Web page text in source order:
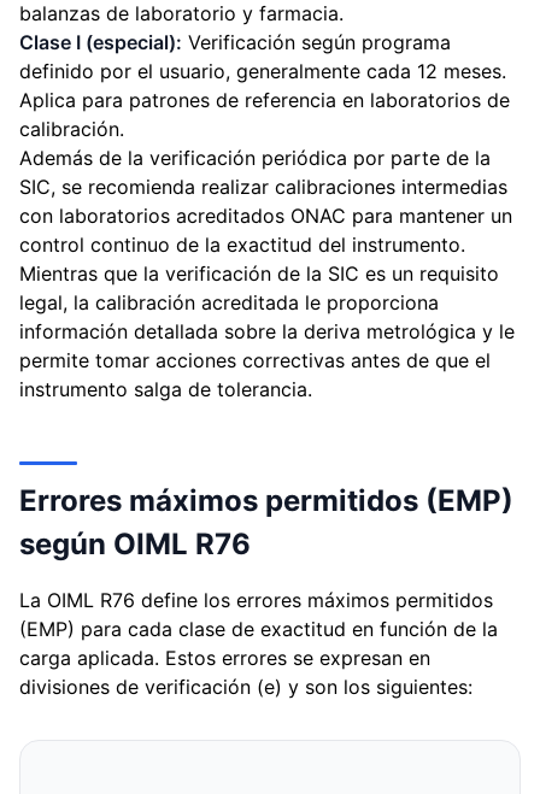
balanzas de laboratorio y farmacia.
Clase I (especial): Verificación según programa
definido por el usuario, generalmente cada 12 meses.
Aplica para patrones de referencia en laboratorios de
calibración.
Además de la verificación periódica por parte de la
SIC, se recomienda realizar calibraciones intermedias
con laboratorios acreditados ONAC para mantener un
control continuo de la exactitud del instrumento.
Mientras que la verificación de la SIC es un requisito
legal, la calibración acreditada le proporciona
información detallada sobre la deriva metrológica y le
permite tomar acciones correctivas antes de que el
instrumento salga de tolerancia.
Errores máximos permitidos (EMP)
según OIML R76
La OIML R76 define los errores máximos permitidos
(EMP) para cada clase de exactitud en función de la
carga aplicada. Estos errores se expresan en
divisiones de verificación (e) y son los siguientes: